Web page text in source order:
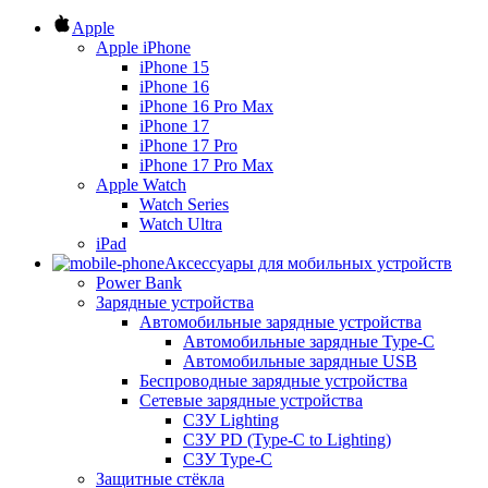
Apple
Apple iPhone
iPhone 15
iPhone 16
iPhone 16 Pro Max
iPhone 17
iPhone 17 Pro
iPhone 17 Pro Max
Apple Watch
Watch Series
Watch Ultra
iPad
Аксессуары для мобильных устройств
Power Bank
Зарядные устройства
Автомобильные зарядные устройства
Автомобильные зарядные Type-C
Автомобильные зарядные USB
Беспроводные зарядные устройства
Сетевые зарядные устройства
СЗУ Lighting
СЗУ PD (Type-C to Lighting)
СЗУ Type-C
Защитные стёкла